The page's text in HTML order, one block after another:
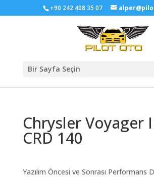
+90 242 408 35 07
Bir Sayfa Seçin
Chrysler Voyager
CRD 140
Yazılım Öncesi ve Sonrası Performans